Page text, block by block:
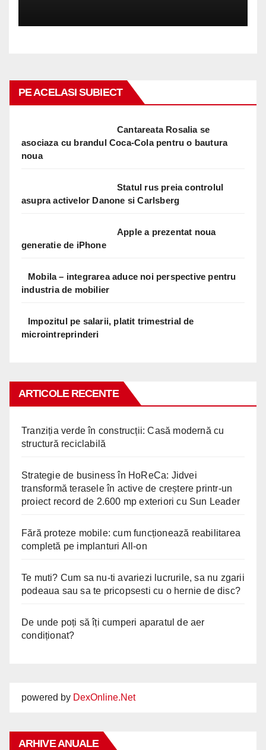
PE ACELASI SUBIECT
Cantareata Rosalia se
asociaza cu brandul Coca-Cola pentru o bautura
noua
Statul rus preia controlul
asupra activelor Danone si Carlsberg
Apple a prezentat noua
generatie de iPhone
Mobila – integrarea aduce noi perspective pentru
industria de mobilier
Impozitul pe salarii, platit trimestrial de
microintreprinderi
ARTICOLE RECENTE
Tranziția verde în construcții: Casă modernă cu
structură reciclabilă
Strategie de business în HoReCa: Jidvei
transformă terasele în active de creștere printr-un
proiect record de 2.600 mp exteriori cu Sun Leader
Fără proteze mobile: cum funcționează reabilitarea
completă pe implanturi All-on
Te muti? Cum sa nu-ti avariezi lucrurile, sa nu zgarii
podeaua sau sa te pricopsesti cu o hernie de disc?
De unde poți să îți cumperi aparatul de aer
condiționat?
powered by DexOnline.Net
ARHIVE ANUALE